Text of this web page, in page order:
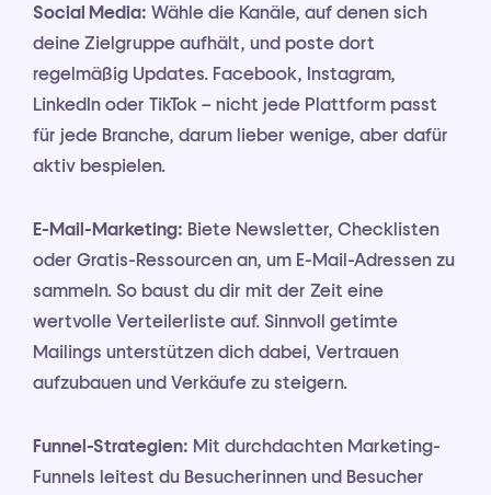
Social Media: Wähle die Kanäle, auf denen sich
deine Zielgruppe aufhält, und poste dort
regelmäßig Updates. Facebook, Instagram,
LinkedIn oder TikTok – nicht jede Plattform passt
für jede Branche, darum lieber wenige, aber dafür
aktiv bespielen.
E-Mail-Marketing: Biete Newsletter, Checklisten
oder Gratis-Ressourcen an, um E-Mail-Adressen zu
sammeln. So baust du dir mit der Zeit eine
wertvolle Verteilerliste auf. Sinnvoll getimte
Mailings unterstützen dich dabei, Vertrauen
aufzubauen und Verkäufe zu steigern.
Funnel-Strategien: Mit durchdachten Marketing-
Funnels leitest du Besucherinnen und Besucher